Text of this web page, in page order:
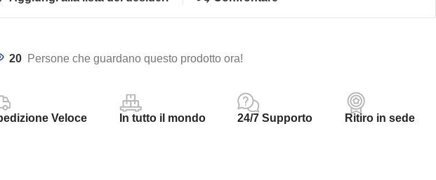
20 Persone che guardano questo prodotto ora!
Veloce In tutto il mondo 24/7 Supporto Ritiro in sede